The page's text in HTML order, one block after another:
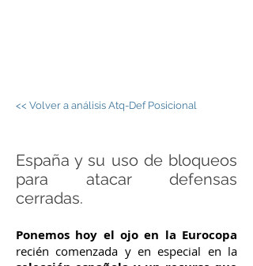
<< Volver a análisis Atq-Def Posicional
España y su uso de bloqueos
para atacar defensas
cerradas.
Ponemos hoy el ojo en la Eurocopa
recién comenzada y en especial en la